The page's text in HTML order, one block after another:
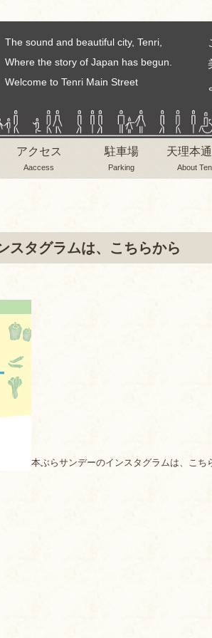
The sound and beautiful city, Tenri,
Where the story of Japan has begun.
Welcome to Tenri Main Street
アクセス
Aaccess
駐車場
Parking
天理本
About
スタグラムは、こちらから
本ぶらサンデーのインスタグラムは、こち